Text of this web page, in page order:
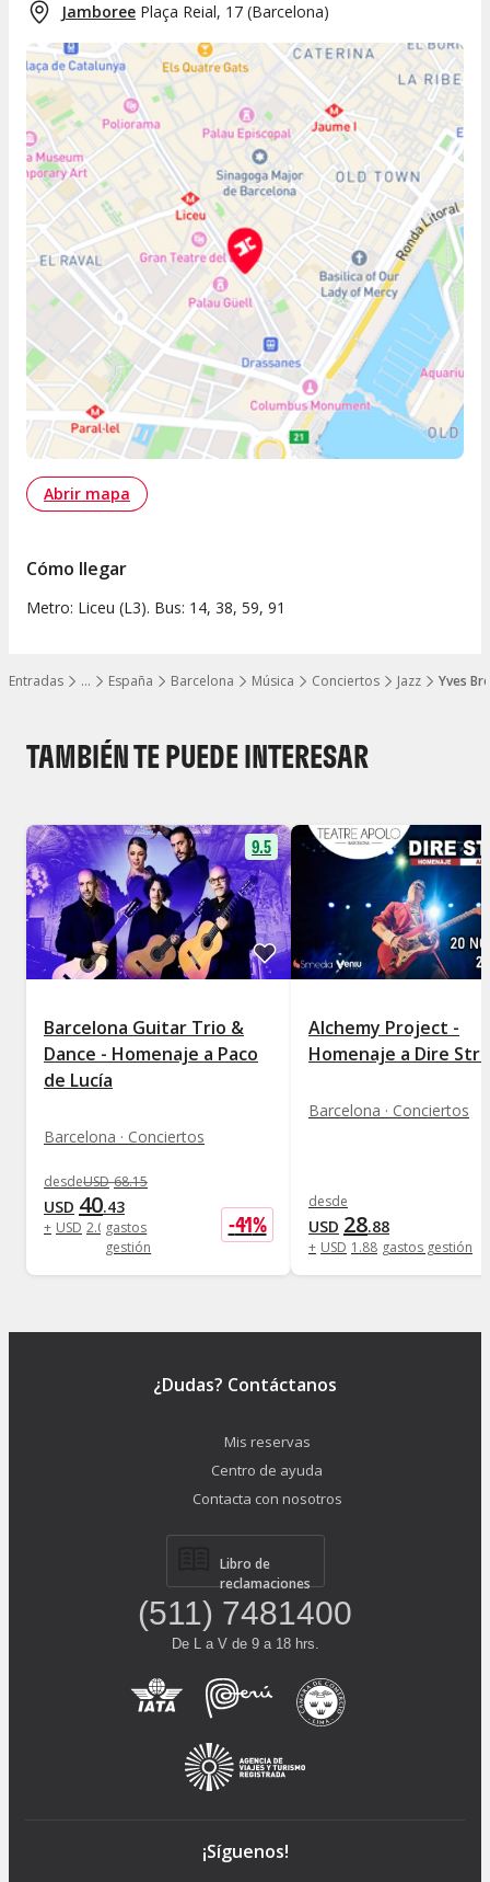
…
Mostrar todos los niveles
Entradas España Barcelona Música Conciertos Jazz Yves
Jamboree Plaça Reial, 17 (Barcelona)
Abrir mapa
Cómo llegar
Metro: Liceu (L3). Bus: 14, 38, 59, 91
TAMBIÉN TE PUEDE INTERESAR
9.5
Barcelona Guitar Trio &
Dance - Homenaje a Paco
de Lucía
Barcelona · Conciertos
desdeUSD 68.15
USD 40.43
+ USD 2.08gastos
gestión
-41%
Alchemy Project -
Homenaje a Dire
Barcelona · Conciertos
desde
USD 28.88
+ USD 1 .88 gastos gestión
¿Dudas? Contáctanos
Mis reservas
Centro de ayuda
Contacta con nosotros
Libro de
reclamaciones
(511) 7481400
De L a V de 9 a 18 hrs.
¡Síguenos!